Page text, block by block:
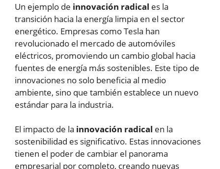
Un ejemplo de innovación radical es la
transición hacia la energía limpia en el sector
energético. Empresas como Tesla han
revolucionado el mercado de automóviles
eléctricos, promoviendo un cambio global hacia
fuentes de energía más sostenibles. Este tipo de
innovaciones no solo beneficia al medio
ambiente, sino que también establece un nuevo
estándar para la industria.
El impacto de la innovación radical en la
sostenibilidad es significativo. Estas innovaciones
tienen el poder de cambiar el panorama
empresarial por completo, creando nuevas